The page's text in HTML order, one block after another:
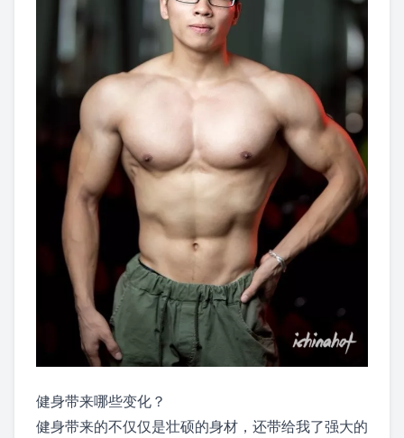
健身带来哪些变化？
健身带来的不仅仅是壮硕的身材，还带给我了强大的